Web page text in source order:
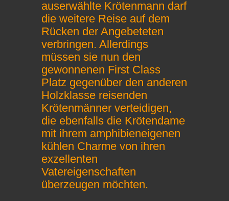
auserwählte Krötenmann darf
die weitere Reise auf dem
Rücken der Angebeteten
verbringen. Allerdings
müssen sie nun den
gewonnenen First Class
Platz gegenüber den anderen
Holzklasse reisenden
Krötenmänner verteidigen,
die ebenfalls die Krötendame
mit ihrem amphibieneigenen
kühlen Charme von ihren
exzellenten
Vatereigenschaften
überzeugen möchten.